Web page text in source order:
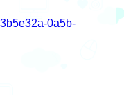
0a5b-